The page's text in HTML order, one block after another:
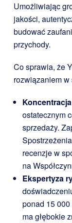
Umożliwiając
jakości,
budować
przychody.
Co sprawia, że
rozwiązaniem
ostatecznym
sprzedaży.
recenzje w
na
Ekspertyza
ponad 15
ma głębokie